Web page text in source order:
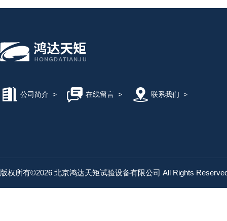
公司简介 > 在线留言> 联系我们 >
版权所有©2026 北京鸿达天矩试验设备有限公司 All Rights